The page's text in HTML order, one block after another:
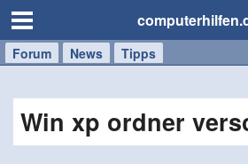
Forum News Tipps
Handy
Windows
Mac
Win xp ordner